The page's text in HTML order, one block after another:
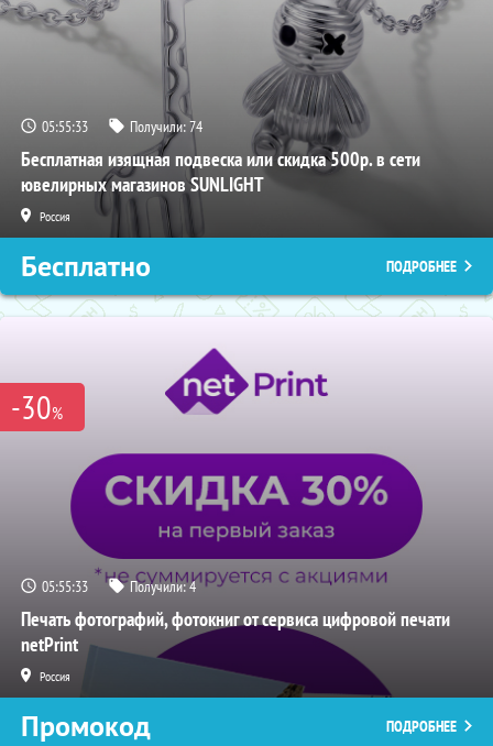
05:55:32 Получили:74
Бесплатная изящная подвеска или скидка 500р. в сети
ювелирных магазинов SUNLIGHT
Россия
Бесплатно ПОДРОБНЕЕ
-30%
05:55:32 Получили:4
Печать фотографий, фотокниг от сервиса цифровой печати
netPrint
Россия
Промокод ПОДРОБНЕЕ